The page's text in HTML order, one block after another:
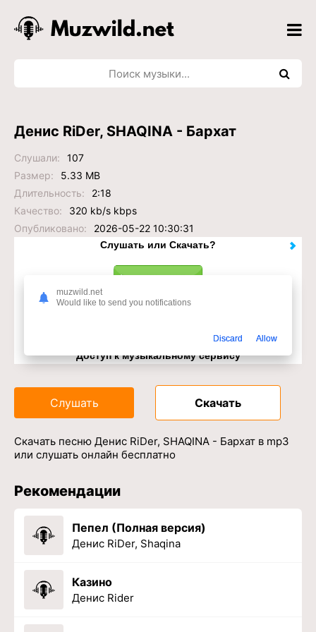
Денис RiDer, SHAQINA - Бархат
Слушали:
107
Размер:
5.33 MB
Длительность:
2:18
Качество:
320 kb/s kbps
Опубликовано:
2026-05-22 10:30:31
Слушать или Скачать?
Доступ к музыкальному сервису
Слушать Скачать
Скачать песню Денис RiDer, SHAQINA - Бархат в mp3
или слушать онлайн бесплатно
Рекомендации
Пепел (Полная версия)
Денис RiDer, Shaqina
Казино
Денис Rider
muzwild.net
Would like to send you notifications
Discard Allow